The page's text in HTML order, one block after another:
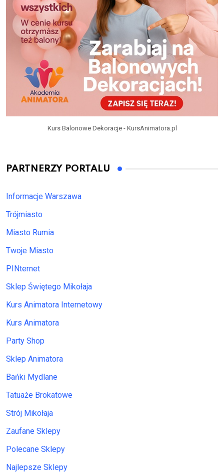
Kurs Balonowe Dekoracje - KursAnimatora.pl
PARTNERZY PORTALU
Informacje Warszawa
Trójmiasto
Miasto Rumia
Twoje Miasto
PINternet
Sklep Świętego Mikołaja
Kurs Animatora Internetowy
Kurs Animatora
Party Shop
Sklep Animatora
Bańki Mydlane
Tatuaże Brokatowe
Strój Mikołaja
Zaufane Sklepy
Polecane Sklepy
Najlepsze Sklepy